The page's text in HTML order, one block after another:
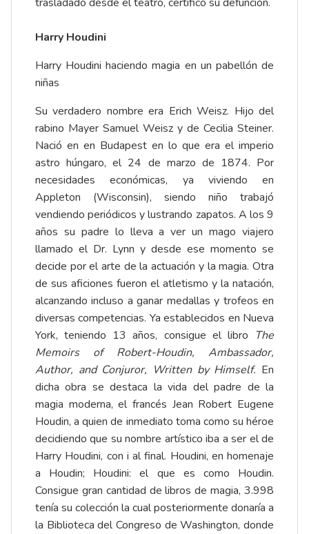
Harry Houdini
Harry Houdini haciendo magia en un pabellón de
niñas
Su verdadero nombre era Erich Weisz. Hijo del
rabino Mayer Samuel Weisz y de Cecilia Steiner.
Nació en en Budapest en lo que era el imperio
astro húngaro, el 24 de marzo de 1874. Por
necesidades económicas, ya viviendo en
Appleton (Wisconsin), siendo niño trabajó
vendiendo periódicos y lustrando zapatos. A los 9
años su padre lo lleva a ver un mago viajero
llamado el Dr. Lynn y desde ese momento se
decide por el arte de la actuación y la magia. Otra
de sus aficiones fueron el atletismo y la natación,
alcanzando incluso a ganar medallas y trofeos en
diversas competencias. Ya establecidos en Nueva
York, teniendo 13 años, consigue el libro The
Memoirs of Robert-Houdin, Ambassador,
Author, and Conjuror, Written by Himself. En
dicha obra se destaca la vida del padre de la
magia moderna, el francés Jean Robert Eugene
Houdin, a quien de inmediato toma como su héroe
decidiendo que su nombre artístico iba a ser el de
Harry Houdini, con i al final. Houdini, en homenaje
a Houdin; Houdini: el que es como Houdin.
Consigue gran cantidad de libros de magia, 3.998
tenía su colección la cual posteriormente donaría a
la Biblioteca del Congreso de Washington, donde